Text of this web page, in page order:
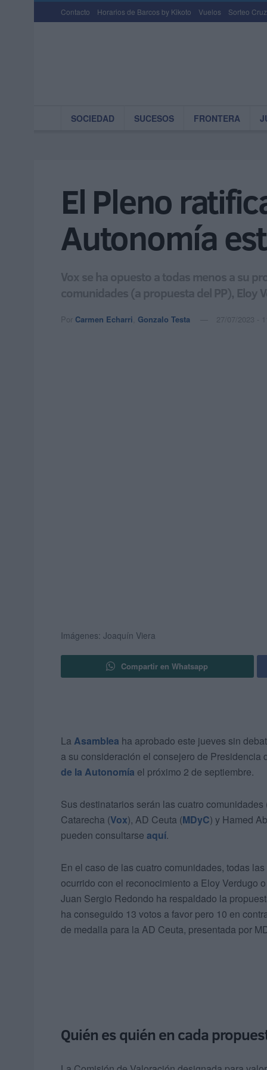
Contacto Horarios de Barcos by Kikoto Vuelos Sorteo
SOCIEDAD SUCESOS FRONTERA
El Pleno
Autonomía
Vox se ha opuesto a todas menos a su
comunidades (a propuesta del PP), Eloy
Por Carmen Echarri Gonzalo Testa 27/07/2023 -
Imágenes: Joaquín Viera
Compartir en Whatsapp
La Asamblea ha aprobado este jueves sin
a su consideración el consejero de Presidencia
de la Autonomía el próximo 2 de septiembre.
Sus destinatarios serán las cuatro comunidades
Catarecha (Vox), AD Ceuta (MDyC) y Hamed
pueden consultarse aquí.
En el caso de las cuatro comunidades, todas
ocurrido con el reconocimiento a Eloy Verdugo
Juan Sergio Redondo ha respaldado la
ha conseguido 13 votos a favor pero 10 en
de medalla para la AD Ceuta, presentada por
Quién es quién en cada